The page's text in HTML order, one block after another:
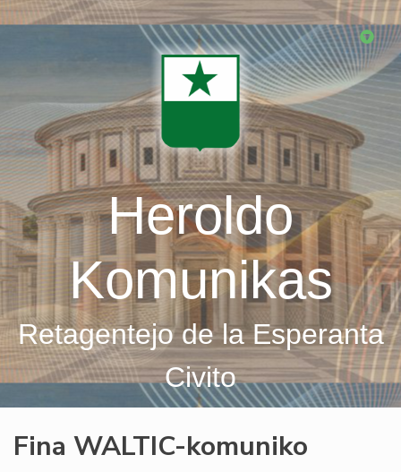
Skip
Heroldo
Komunikas
Retagentejo de la Esperanta
Civito
Fina WALTIC-komuniko